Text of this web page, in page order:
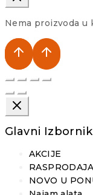
Nema proizvoda u
Glavni Izbornik
AKCIJE
RASPRODAJA
NOVO U